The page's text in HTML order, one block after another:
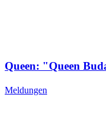
Queen: "Queen
Meldungen